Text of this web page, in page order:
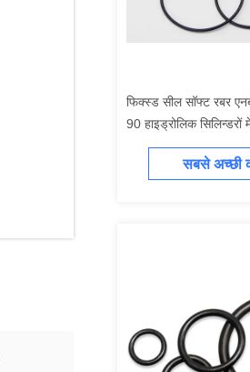
फिक्स्ड सील सॉफ्ट रबर
90 हाइड्रोलिक सिलिन्डरों
सबसे अच्छी